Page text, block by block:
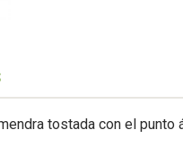
tostada con el punto